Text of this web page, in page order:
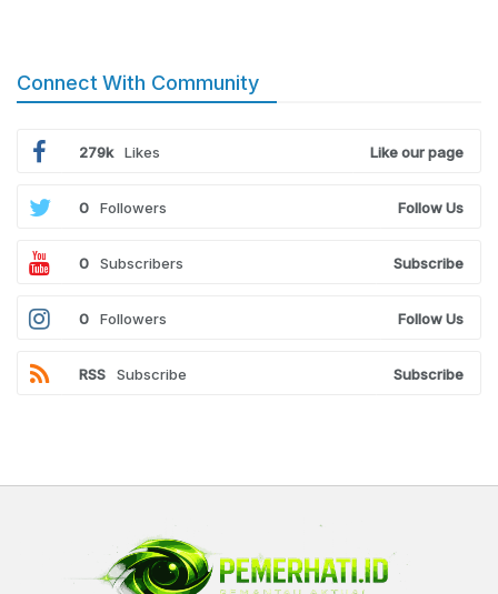
Connect With Community
279k Likes Like our page
0 Followers Follow Us
0 Subscribers Subscribe
0 Followers Follow Us
RSS Subscribe Subscribe